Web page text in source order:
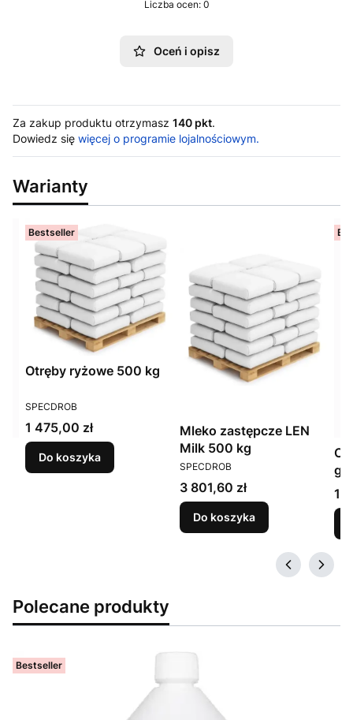
Liczba ocen: 0
Oceń i opisz
Za zakup produktu otrzymasz 140 pkt.
Dowiedz się więcej o programie lojalnościowym.
Warianty
Bestseller
Otręby ryżowe 500 kg
PRODUCENT
SPECDROB
Cena
1 475,00 zł
Do koszyka
Mleko zastępcze LEN
Milk 500 kg
PRODUCENT
SPECDROB
Cena
3 801,60 zł
Do koszyka
Polecane produkty
Bestseller